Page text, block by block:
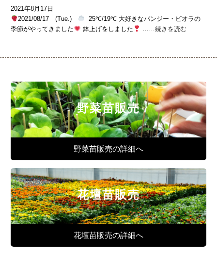
2021年8月17日
2021/08/17 (Tue.)
25℃/19℃ 大好きなパンジー・ビオラの
季節がやってきました
鉢上げをしました 続きを読む
野菜苗販売
野菜苗販売の詳細へ
花壇苗販売
花壇苗販売の詳細へ